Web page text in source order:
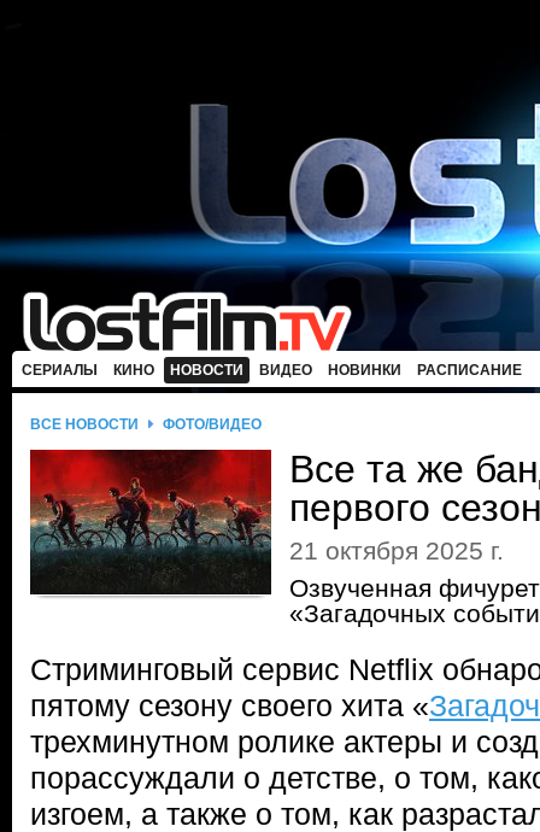
СЕРИАЛЫ КИНО НОВОСТИ ВИДЕО НОВИНКИ РАСПИСАНИЕ
ВСЕ НОВОСТИ ФОТО/ВИДЕО
Все та же
первого
21 октября 2025 г.
Озвученная
«Загадочных
Стриминговый сервис Netflix
пятому сезону своего хита «
трехминутном ролике актеры и
порассуждали о детстве, о том,
изгоем, а также о том, как